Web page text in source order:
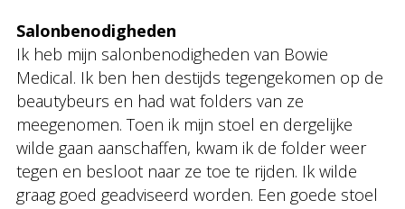
Salonbenodigheden
Ik heb mijn salonbenodigheden van Bowie
Medical. Ik ben hen destijds tegengekomen op de
beautybeurs en had wat folders van ze
meegenomen. Toen ik mijn stoel en dergelijke
wilde gaan aanschaffen, kwam ik de folder weer
tegen en besloot naar ze toe te rijden. Ik wilde
graag goed geadviseerd worden. Een goede stoel